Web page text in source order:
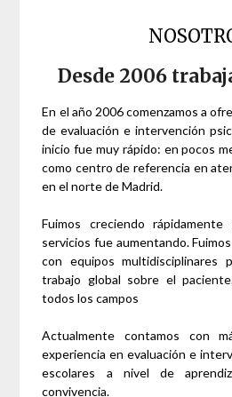
Desde 2006
En el año 2006 comenzamos a
de evaluación e intervención
inicio fue muy rápido: en pocos
como centro de referencia en
en el norte de Madrid.
Fuimos creciendo
servicios fue aumentando.
con equipos multidisciplinares
trabajo global sobre el
todos los campos
Actualmente contamos con
experiencia en evaluación e
escolares a nivel de
convivencia.